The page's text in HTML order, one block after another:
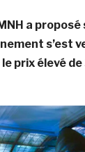
a
s’est
prix élevé